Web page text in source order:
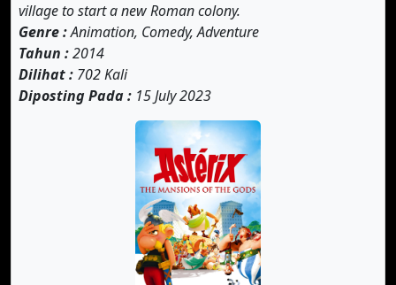
village to start a new Roman colony.
Genre :Animation, Comedy, Adventure
Tahun :2014
Dilihat : 702 Kali
Diposting Pada : 15 July 2023